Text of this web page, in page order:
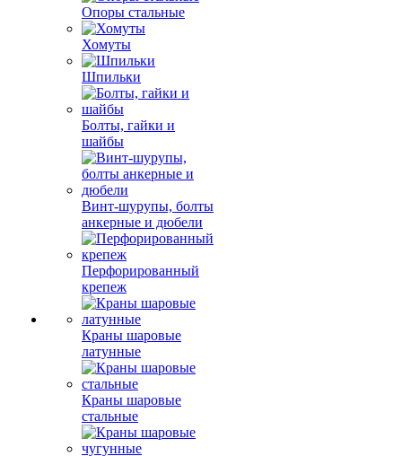
Опоры стальные
Хомуты
Шпильки
Болты, гайки и
шайбы
Винт-шурупы, болты
анкерные и дюбели
Перфорированный
крепеж
Краны шаровые
латунные
Краны шаровые
стальные